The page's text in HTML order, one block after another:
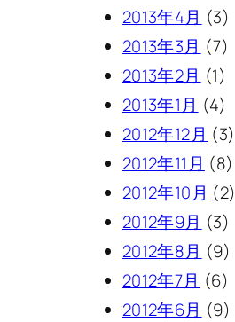
2013年4月 (3)
2013年3月 (7)
2013年2月 (1)
2013年1月 (4)
2012年12月 (3)
2012年11月 (8)
2012年10月 (2)
2012年9月 (3)
2012年8月 (9)
2012年7月 (6)
2012年6月 (9)